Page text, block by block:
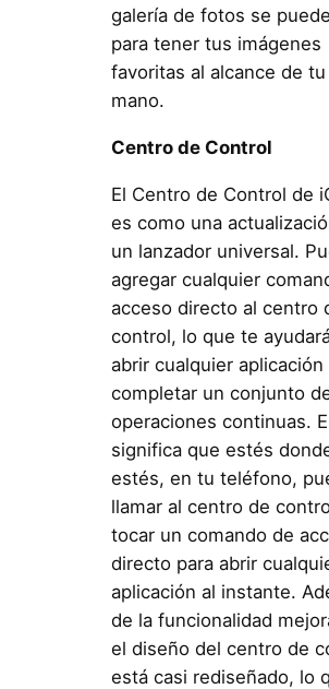
galería de fotos se
para tener tus imágenes
favoritas al alcance de tu
mano.
Centro de Control
El Centro de Control de
es como una
un lanzador universal.
agregar cualquier
acceso directo al centro
control, lo que te
abrir cualquier aplicación
completar un conjunto
operaciones continuas.
significa que estés
estés, en tu teléfono,
llamar al centro de
tocar un comando de
directo para abrir
aplicación al instante.
de la funcionalidad
el diseño del centro de
está casi rediseñado, lo